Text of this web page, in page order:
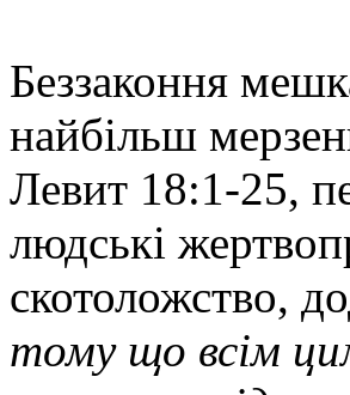
Беззаконня
найбільш
Левит 18:1-25,
людські
скотоложство,
тому що всім